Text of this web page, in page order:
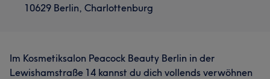
10629 Berlin, Charlottenburg
Im Kosmetiksalon Peacock Beauty Berlin in der
Lewishamstraße 14 kannst du dich vollends verwöhnen